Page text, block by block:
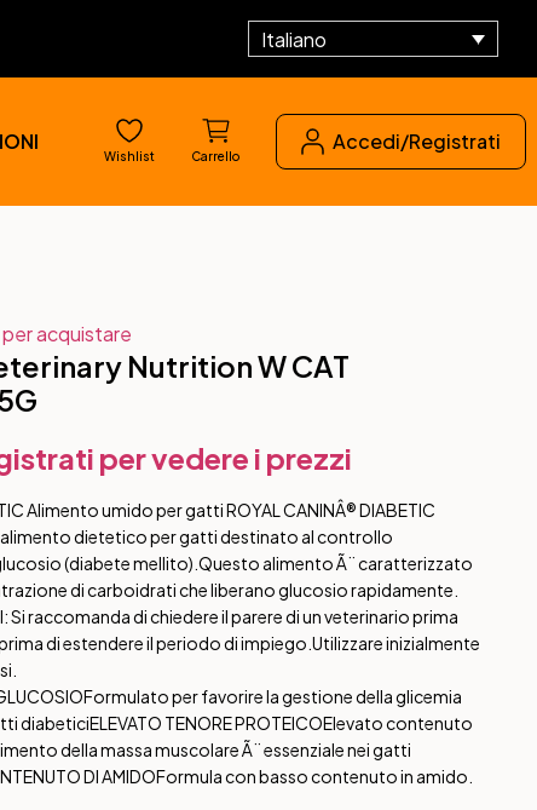
Italiano
Wishlist Carrello
Accedi/Registrati
acquistare
Nutrition W CAT
per vedere i prezzi
Alimento umido per gatti ROYAL CANINÂ® DIABETIC
alimento dietetico per gatti destinato al controllo
(diabete mellito).Questo alimento Ã¨ caratterizzato
di carboidrati che liberano glucosio rapidamente.
Si raccomanda di chiedere il parere di un veterinario prima
di estendere il periodo di impiego.Utilizzare inizialmente
Formulato per favorire la gestione della glicemia
diabeticiELEVATO TENORE PROTEICOElevato contenuto
della massa muscolare Ã¨ essenziale nei gatti
DI AMIDOFormula con basso contenuto in amido.